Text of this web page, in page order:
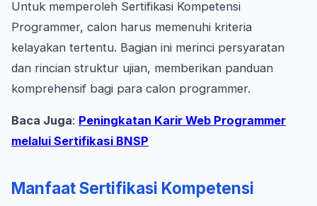
Untuk memperoleh Sertifikasi Kompetensi
Programmer, calon harus memenuhi kriteria
kelayakan tertentu. Bagian ini merinci persyaratan
dan rincian struktur ujian, memberikan panduan
komprehensif bagi para calon programmer.
Baca Juga: Peningkatan Karir Web Programmer
melalui Sertifikasi BNSP
Manfaat Sertifikasi Kompetensi